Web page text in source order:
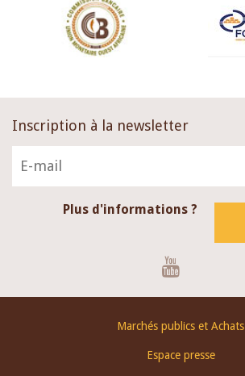
Inscription à la newsletter
Plus d'informations ?
Marchés publics et Achats
Espace presse